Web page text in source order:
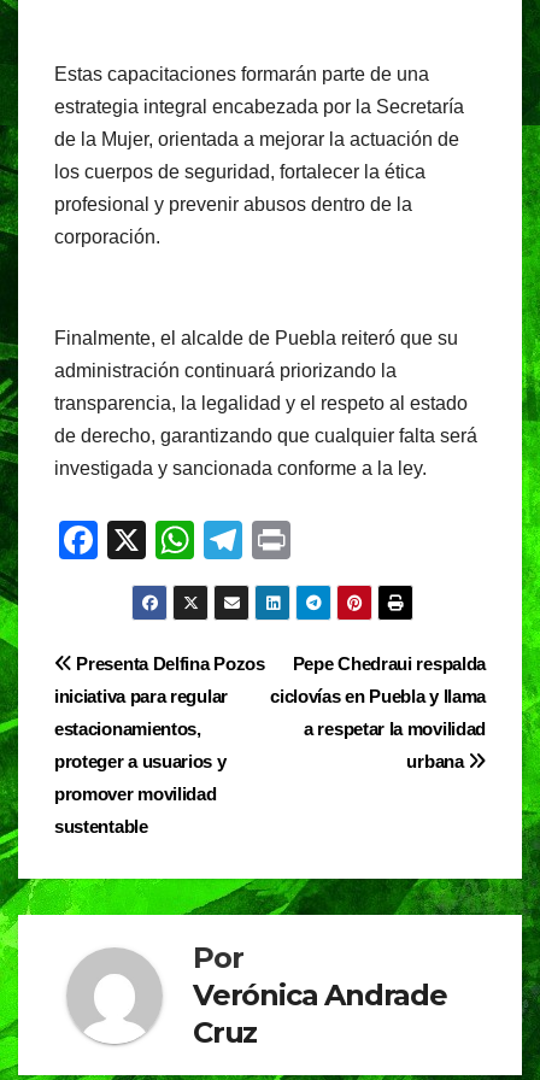
Estas capacitaciones formarán parte de una
estrategia integral encabezada por la Secretaría
de la Mujer, orientada a mejorar la actuación de
los cuerpos de seguridad, fortalecer la ética
profesional y prevenir abusos dentro de la
corporación.
Finalmente, el alcalde de Puebla reiteró que su
administración continuará priorizando la
transparencia, la legalidad y el respeto al estado
de derecho, garantizando que cualquier falta será
investigada y sancionada conforme a la ley.
F
e
b
o
o
k
X
W
h
at
s
A
p
p
T
el
e
gr
in
t
Navegación
de
entradas
Pepe Chedraui respalda
ciclovías en Puebla y llama
a respetar la movilidad
urbana
Presenta Delfina Pozos
iniciativa para regular
estacionamientos,
proteger a usuarios y
promover movilidad
sustentable
Por
Verónica Andrade
Cruz